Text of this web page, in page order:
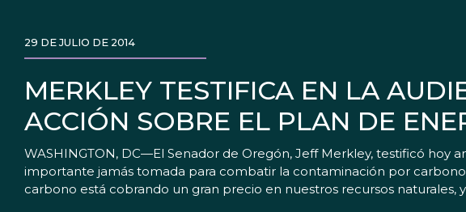
MERKLEY TESTIFICA EN LA
ACCIÓN SOBRE EL PLAN DE
29 DE JULIO DE 2014
WASHINGTON, DC—El Senador de Oregón, Jeff Merkley, testificó hoy
importante jamás tomada para combatir la contaminación por
carbono está cobrando un gran precio en nuestros recursos naturales,